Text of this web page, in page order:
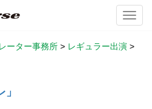
ーター事務所 > レギュラー出演 >